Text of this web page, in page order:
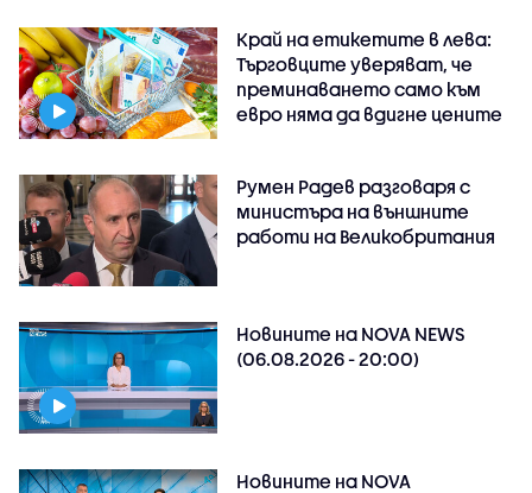
Край на етикетите в лева:
Търговците уверяват, че
преминаването само към
евро няма да вдигне цените
Румен Радев разговаря с
министъра на външните
работи на Великобритания
Новините на NOVA NEWS
(06.08.2026 - 20:00)
Новините на NOVA